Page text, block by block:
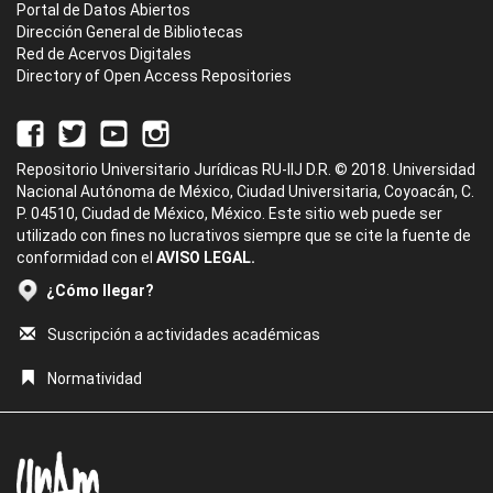
Portal de Datos Abiertos
Dirección General de Bibliotecas
Red de Acervos Digitales
Directory of Open Access Repositories
Repositorio Universitario Jurídicas RU-IIJ D.R. © 2018. Universidad
Nacional Autónoma de México, Ciudad Universitaria, Coyoacán, C.
P. 04510, Ciudad de México, México. Este sitio web puede ser
utilizado con fines no lucrativos siempre que se cite la fuente de
conformidad con el AVISO LEGAL.
¿Cómo llegar?
Suscripción a actividades académicas
Normatividad